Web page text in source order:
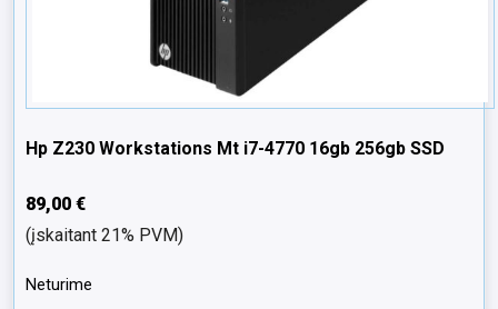
Hp Z230 Workstations Mt i7-4770 16gb 256gb SSD
89,00€
(įskaitant 21% PVM)
Neturime